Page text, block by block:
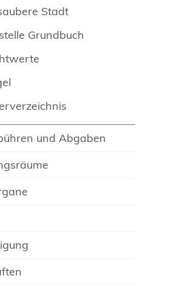
Stadt
Grundbuch
und Abgaben